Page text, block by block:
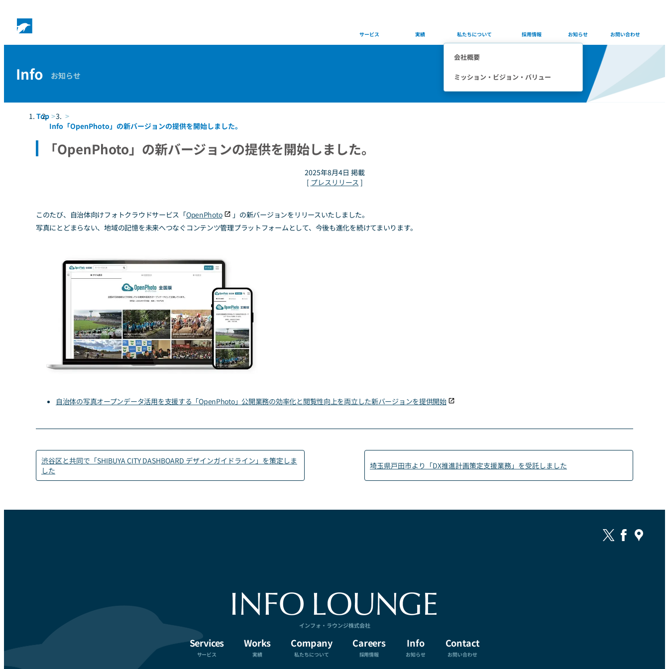
サービス 実績 私たちについて
会社概要
ミッション・ビジョン・バリュー
採用情報 お知らせ お問い合わせ
Info お知らせ
Top
Info 「OpenPhoto」の新バージョンの提供を開始しました。
「OpenPhoto」の新バージョンの提供を開始しました。
2025年8月4日 掲載
[ プレスリリース ]
このたび、自治体向けフォトクラウドサービス「OpenPhoto
」の新バージョンをリリースいたしました。
写真にとどまらない、地域の記憶を未来へつなぐコンテンツ管理プラットフォームとして、今後も進化を続けてまいります。
自治体の写真オープンデータ活用を支援する「OpenPhoto」公開業務の効率化と閲覧性向上を両立した新バージョンを提供開始
渋谷区と共同で「SHIBUYA CITY DASHBOARD デザインガイドライン」を策定しま
した
埼玉県戸田市より「DX推進計画策定支援業務」を受託しました
インフォ・ラウンジ株式会社
Services
サービス
Works
実績
Company
私たちについて
Careers
採用情報
Info
お知らせ
Contact
お問い合わせ